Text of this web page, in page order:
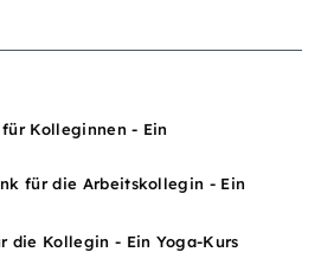
Kolleginnen - Ein
für die Arbeitskollegin - Ein
die Kollegin - Ein Yoga-Kurs